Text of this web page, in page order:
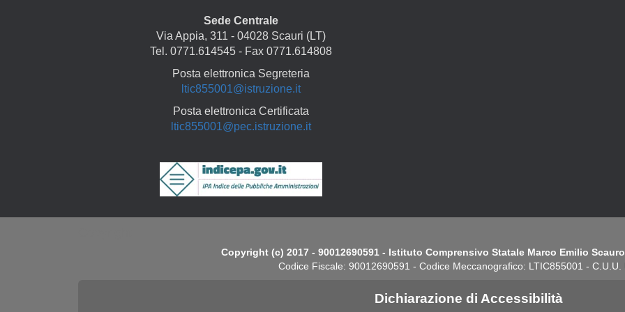
Sede Centrale
Via Appia, 311 - 04028 Scauri (LT)
Tel. 0771.614545 - Fax 0771.614808
Posta elettronica Segreteria
ltic855001@istruzione.it
Posta elettronica Certificata
ltic855001@pec.istruzione.it
Copyright (c) 2017 - 90012690591 - Istituto Comprensivo Statale Marco Emilio
Codice Fiscale: 90012690591 - Codice Meccanografico: LTIC855001 - C.U.U.
Dichiarazione di Accessibilità